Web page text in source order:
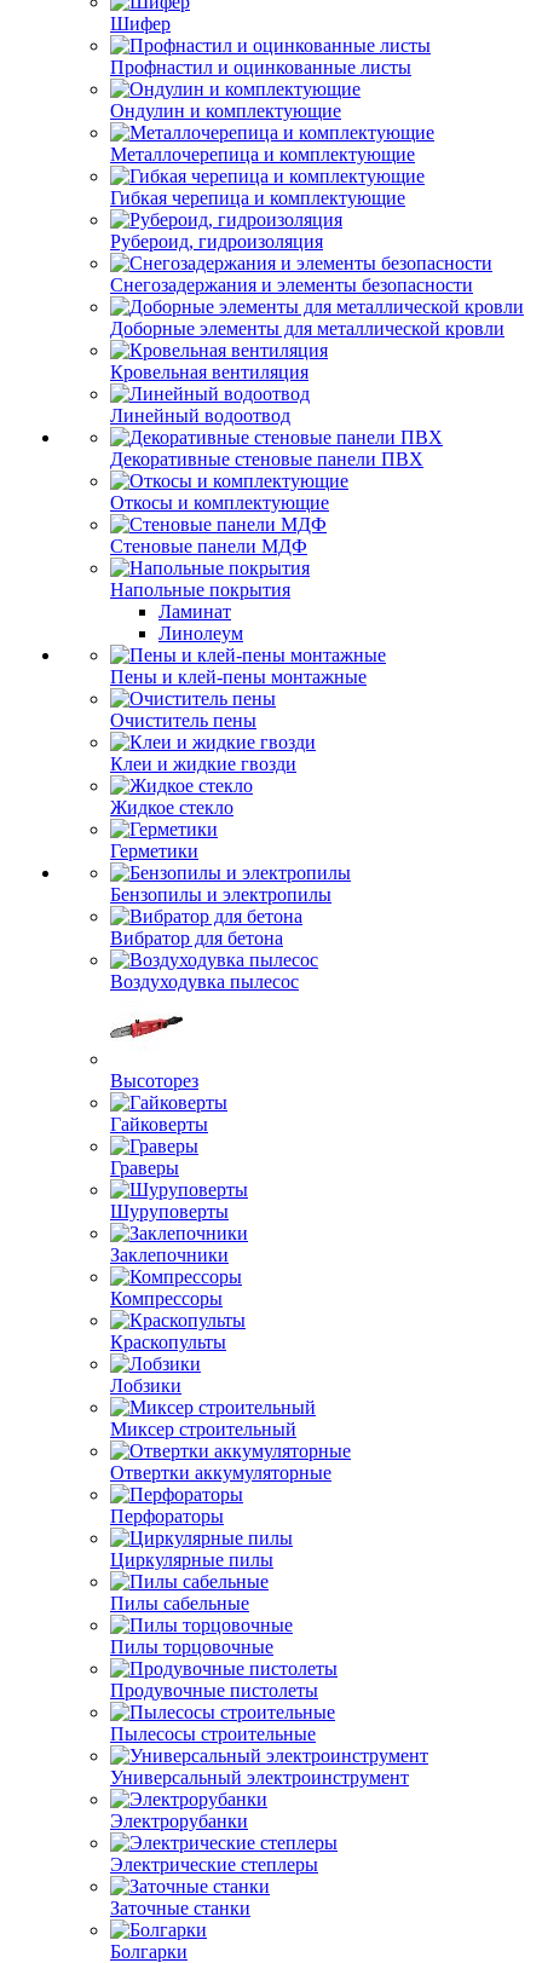
Шифер
Профнастил и оцинкованные листы
Ондулин и комплектующие
Металлочерепица и комплектующие
Гибкая черепица и комплектующие
Рубероид, гидроизоляция
Снегозадержания и элементы безопасности
Доборные элементы для металлической кровли
Кровельная вентиляция
Линейный водоотвод
Декоративные стеновые панели ПВХ
Откосы и комплектующие
Стеновые панели МДФ
Напольные покрытия
Ламинат
Линолеум
Пены и клей-пены монтажные
Очиститель пены
Клеи и жидкие гвозди
Жидкое стекло
Герметики
Бензопилы и электропилы
Вибратор для бетона
Воздуходувка пылесос
Высоторез
Гайковерты
Граверы
Шуруповерты
Заклепочники
Компрессоры
Краскопульты
Лобзики
Миксер строительный
Отвертки аккумуляторные
Перфораторы
Циркулярные пилы
Пилы сабельные
Пилы торцовочные
Продувочные пистолеты
Пылесосы строительные
Универсальный электроинструмент
Электрорубанки
Электрические степлеры
Заточные станки
Болгарки